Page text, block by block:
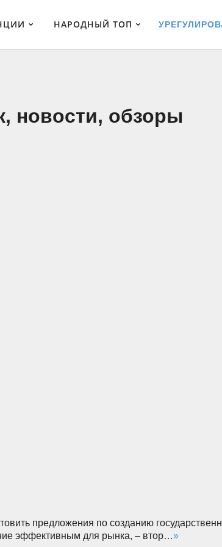
НАРОДНЫЙ ТОП
новости, обзоры
предложения по созданию
эффективным для рынка, – втор…»